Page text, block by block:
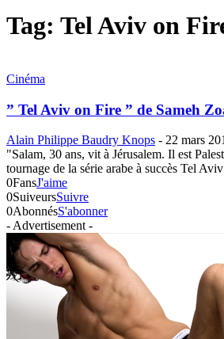
Tag: Tel Aviv on
Cinéma
” Tel Aviv on Fire ” de Sameh
Alain Philippe Baudry Knops - 22 mars
"Salam, 30 ans, vit à Jérusalem. Il est
tournage de la série arabe à succès Tel
0FansJ'aime
0SuiveursSuivre
0AbonnésS'abonner
- Advertisement -